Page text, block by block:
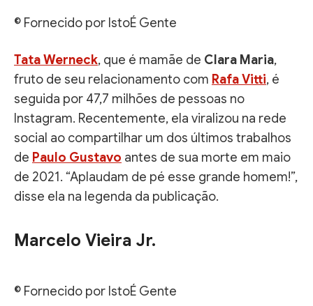
© Fornecido por IstoÉ Gente
Tata Werneck, que é mamãe de Clara Maria,
fruto de seu relacionamento com Rafa Vitti, é
seguida por 47,7 milhões de pessoas no
Instagram. Recentemente, ela viralizou na rede
social ao compartilhar um dos últimos trabalhos
de Paulo Gustavo antes de sua morte em maio
de 2021. “Aplaudam de pé esse grande homem!”,
disse ela na legenda da publicação.
Marcelo Vieira Jr.
© Fornecido por IstoÉ Gente